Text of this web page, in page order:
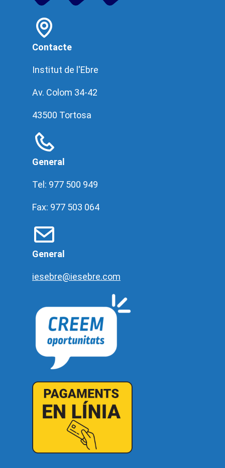
Contacte
Institut de l'Ebre
Av. Colom 34-42
43500 Tortosa
General
Tel: 977 500 949
Fax: 977 503 064
General
iesebre@iesebre.com